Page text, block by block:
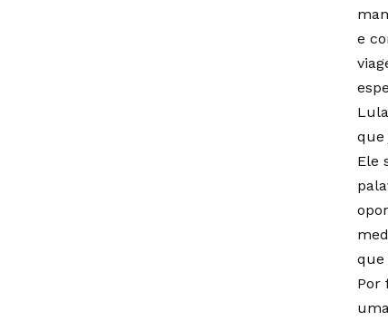
e
que
Ele
que
Por